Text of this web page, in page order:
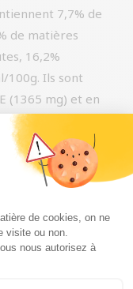
7,7% de
de matières
16,2%
100g. Ils sont
(1365 mg) et en
mg) pour une
peut-il
et grande, il est
par jour.
de 10 kg à